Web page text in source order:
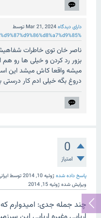
دارای دیدگاهMar 21, 2024توسط
%d8%a8%d9%87%d9%86%d8%a7%d9%85
ناصر خان توی خاطرات
بزور رد کردن و خیلی ها رو
میشه واقعا کاش میشد این
دروغ بگه خیلی ادم کار
0
امتیاز
پاسخ داده شدهژوئیه 10, 2014 توسط
ویرایش شدهژوئیه 15, 2014
چند جمله جدی: امیدوارم